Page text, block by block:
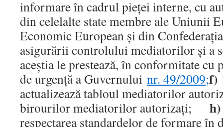
informare în cadrul pieţei interne, cu
din celelalte state membre ale Uniunii
Economic European şi din
asigurării controlului mediatorilor şi a
aceştia le prestează, în conformitate cu
de urgenţă a Guvernului nr. 49/2009;f)
actualizează tabloul mediatorilor
birourilor mediatorilor autorizaţi; h)
respectarea standardelor de formare în